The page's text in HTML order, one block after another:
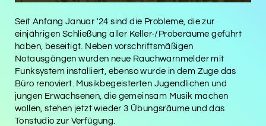
Seit Anfang Januar '24 sind die Probleme, die zur
einjährigen Schließung aller Keller-/Proberäume geführt
haben, beseitigt. Neben vorschriftsmäßigen
Notausgängen wurden neue Rauchwarnmelder mit
Funksystem installiert, ebenso wurde in dem Zuge das
Büro renoviert. Musikbegeisterten Jugendlichen und
jungen Erwachsenen, die gemeinsam Musik machen
wollen, stehen jetzt wieder 3 Übungsräume und das
Tonstudio zur Verfügung.